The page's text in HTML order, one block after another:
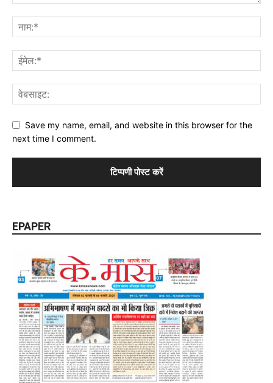
Save my name, email, and website in this browser for the
next time I comment.
EPAPER